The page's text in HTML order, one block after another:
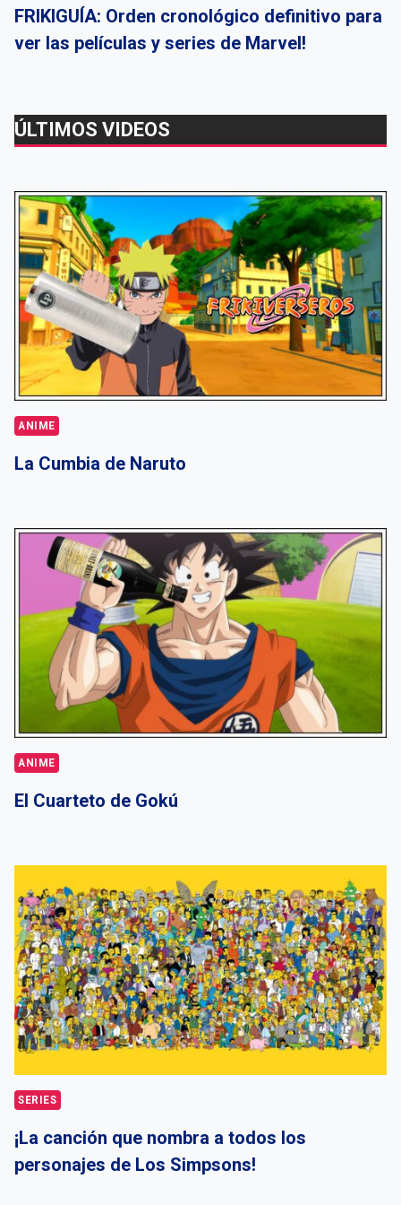
FRIKIGUÍA: Orden cronológico definitivo para
ver las películas y series de Marvel!
ÚLTIMOS VIDEOS
ANIME
La Cumbia de Naruto
ANIME
El Cuarteto de Gokú
SERIES
¡La canción que nombra a todos los
personajes de Los Simpsons!